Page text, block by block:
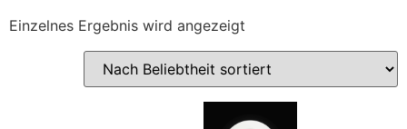
Einzelnes Ergebnis wird angezeigt